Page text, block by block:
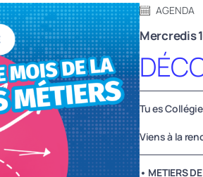
AGENDA
Mercredis
Tu es
Viens à la
• METIERS